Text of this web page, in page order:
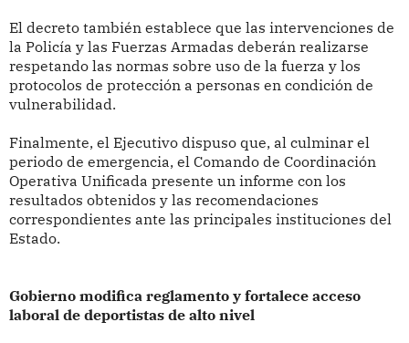
El decreto también establece que las intervenciones de
la Policía y las Fuerzas Armadas deberán realizarse
respetando las normas sobre uso de la fuerza y los
protocolos de protección a personas en condición de
vulnerabilidad.
Finalmente, el Ejecutivo dispuso que, al culminar el
periodo de emergencia, el Comando de Coordinación
Operativa Unificada presente un informe con los
resultados obtenidos y las recomendaciones
correspondientes ante las principales instituciones del
Estado.
Gobierno modifica reglamento y fortalece acceso
laboral de deportistas de alto nivel